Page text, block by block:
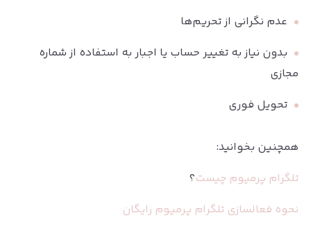
عدم نگرانی از تحریم‌ها
بدون نیاز به تغییر حساب یا اجبار به استفاده از شماره
مجازی
تحویل فوری
همچنین بخوانید:
تلگرام پرمیوم چیست؟
نحوه فعالسازی تلگرام پرمیوم رایگان